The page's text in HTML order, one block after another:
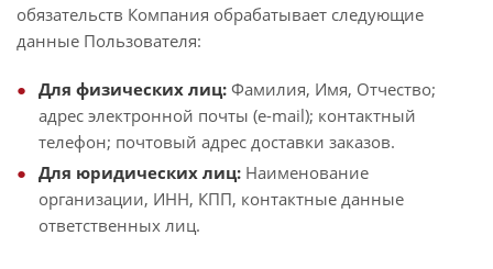
обязательств Компания обрабатывает следующие
данные Пользователя:
Для физических лиц: Фамилия, Имя, Отчество;
адрес электронной почты (e-mail); контактный
телефон; почтовый адрес доставки заказов.
Для юридических лиц: Наименование
организации, ИНН, КПП, контактные данные
ответственных лиц.